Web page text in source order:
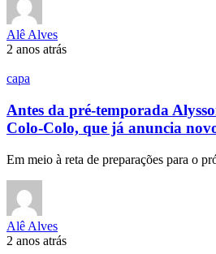
Alê Alves
2 anos atrás
capa
Antes da pré-temporada
Colo-Colo, que já anuncia
Em meio à reta de preparações para o
Alê Alves
2 anos atrás